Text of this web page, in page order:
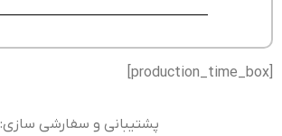
پشتیبانی و سفارشی سازی: